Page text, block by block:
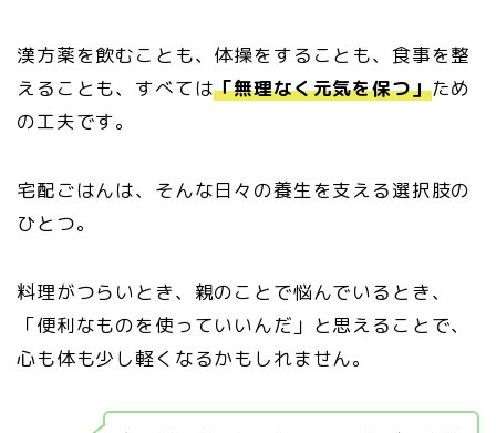
漢方薬を飲むことも、体操をすることも、食事を整
えることも、すべては「無理なく元気を保つ」ため
の工夫です。
宅配ごはんは、そんな日々の養生を支える選択肢の
ひとつ。
料理がつらいとき、親のことで悩んでいるとき、
「便利なものを使っていいんだ」と思えることで、
心も体も少し軽くなるかもしれません。